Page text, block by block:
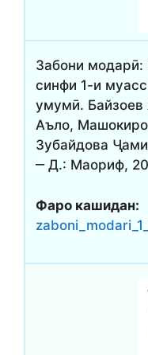
Забони модарӣ:
синфи 1-и
умумӣ.
Аъло,
Зубайдова
‒ Д.: Маориф,
Фаро кашидан: